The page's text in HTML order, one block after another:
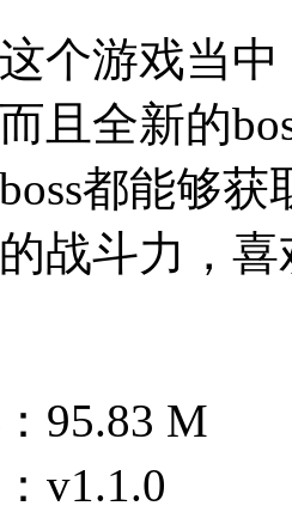
个游戏当
且全新的
都能够
战斗力，
95.83 M
v1.1.0